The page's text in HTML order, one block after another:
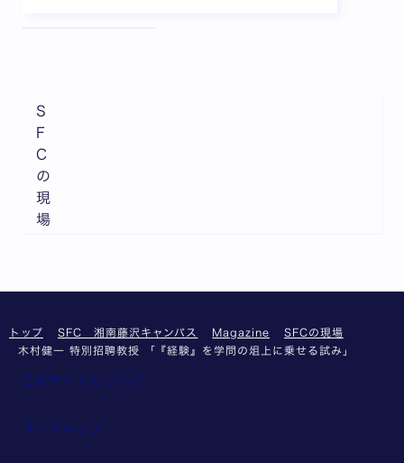
S
F
C
の
現
場
トップ SFC 湘南藤沢キャンパス Magazine
SFCの現場
木村健一 特別招聘教授 「『経験』を学問の俎上に乗せる試み」
このサイトについて
サイトマップ